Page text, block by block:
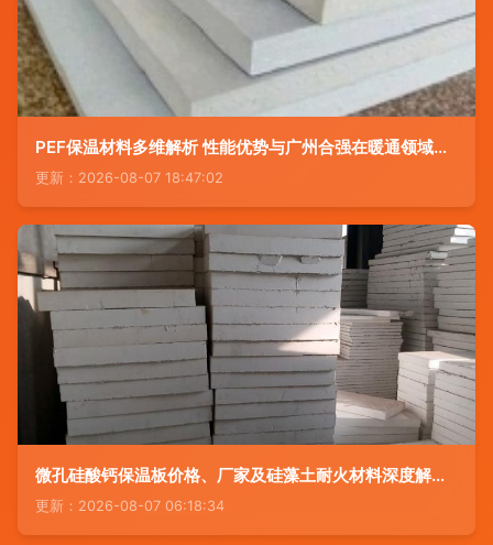
PEF保温材料多维解析 性能优势与广州合强在暖通领域的专业应用
更新：2026-08-07 18:47:02
微孔硅酸钙保温板价格、厂家及硅藻土耐火材料深度解析——搜了网保温材料专栏
更新：2026-08-07 06:18:34